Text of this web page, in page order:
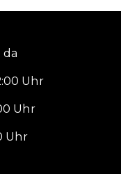
da
Uhr
Uhr
Uhr